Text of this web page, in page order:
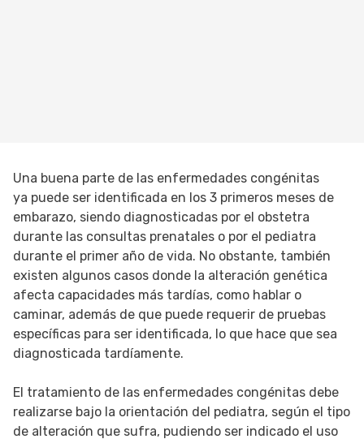
Una buena parte de las enfermedades congénitas
ya puede ser identificada en los 3 primeros meses de
embarazo, siendo diagnosticadas por el obstetra
durante las consultas prenatales o por el pediatra
durante el primer año de vida. No obstante, también
existen algunos casos donde la alteración genética
afecta capacidades más tardías, como hablar o
caminar, además de que puede requerir de pruebas
específicas para ser identificada, lo que hace que sea
diagnosticada tardíamente.
El tratamiento de las enfermedades congénitas debe
realizarse bajo la orientación del pediatra, según el tipo
de alteración que sufra, pudiendo ser indicado el uso